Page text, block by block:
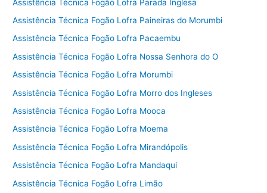
Assistência Técnica Fogão Lofra Parada Inglesa
Assistência Técnica Fogão Lofra Paineiras do Morumbi
Assistência Técnica Fogão Lofra Pacaembu
Assistência Técnica Fogão Lofra Nossa Senhora do O
Assistência Técnica Fogão Lofra Morumbi
Assistência Técnica Fogão Lofra Morro dos Ingleses
Assistência Técnica Fogão Lofra Mooca
Assistência Técnica Fogão Lofra Moema
Assistência Técnica Fogão Lofra Mirandópolis
Assistência Técnica Fogão Lofra Mandaqui
Assistência Técnica Fogão Lofra Limão